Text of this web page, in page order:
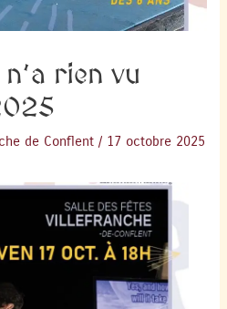
rien vu
de Conflent / 17 octobre 2025